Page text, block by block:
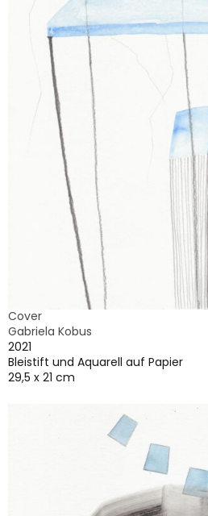
Cover
Gabriela Kobus
2021
Bleistift und Aquarell auf Papier
29,5 x 21 cm